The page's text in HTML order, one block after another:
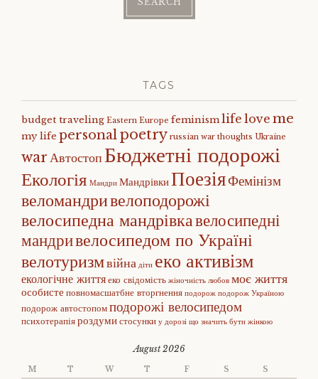
TAGS
budget traveling Eastern Europe feminismlife love me
my life personalpoetry russian war thoughts Ukraine
warАвтостопБюджетні подорожі
Екологія Мандри МандрівкиПоезіяФемінізм
веломандривелоподорожі
велосипедна мандрівкавелосипедні
мандривелосипедом по Україні
велотуризмвійна діти еко активізм
екологічне життяеко свідомість жіночність любов моє життя
особисте повномасшатбне вторгнення подорож подорож Україною
подорож автостопомподорожі велосипедом
психотерапіяроздумистосунки у дорозі що значить бути жінкою
August 2026
M T W T F S S